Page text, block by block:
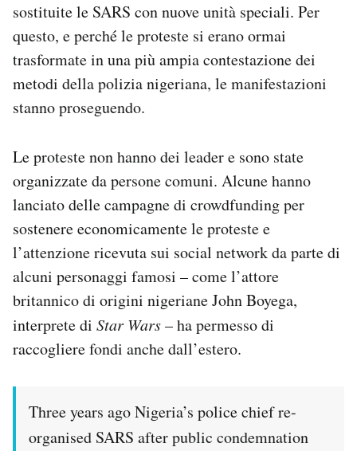
sostituite le SARS con nuove unità speciali. Per
questo, e perché le proteste si erano ormai
trasformate in una più ampia contestazione dei
metodi della polizia nigeriana, le manifestazioni
stanno proseguendo.
Le proteste non hanno dei leader e sono state
organizzate da persone comuni. Alcune hanno
lanciato delle campagne di crowdfunding per
sostenere economicamente le proteste e
l’attenzione ricevuta sui social network da parte di
alcuni personaggi famosi – come l’attore
britannico di origini nigeriane John Boyega,
interprete di Star Wars– ha permesso di
raccogliere fondi anche dall’estero.
Three years ago Nigeria’s police chief re-
organised SARS after public condemnation